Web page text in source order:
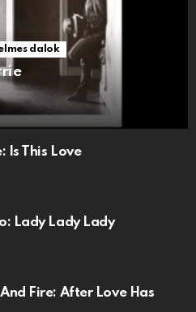
dalok
Is This Love
Lady Lady Lady
Fire: After Love Has